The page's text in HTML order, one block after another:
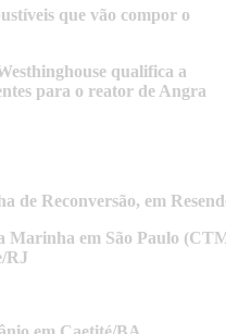
que vão compor o
qualifica a
para o reator de Angra
de Reconversão, em
Marinha em São Paulo
RJ